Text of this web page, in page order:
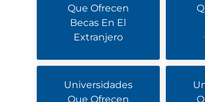
Que Ofrecen
Becas En El
Extranjero
Universidades
Que Ofrecen